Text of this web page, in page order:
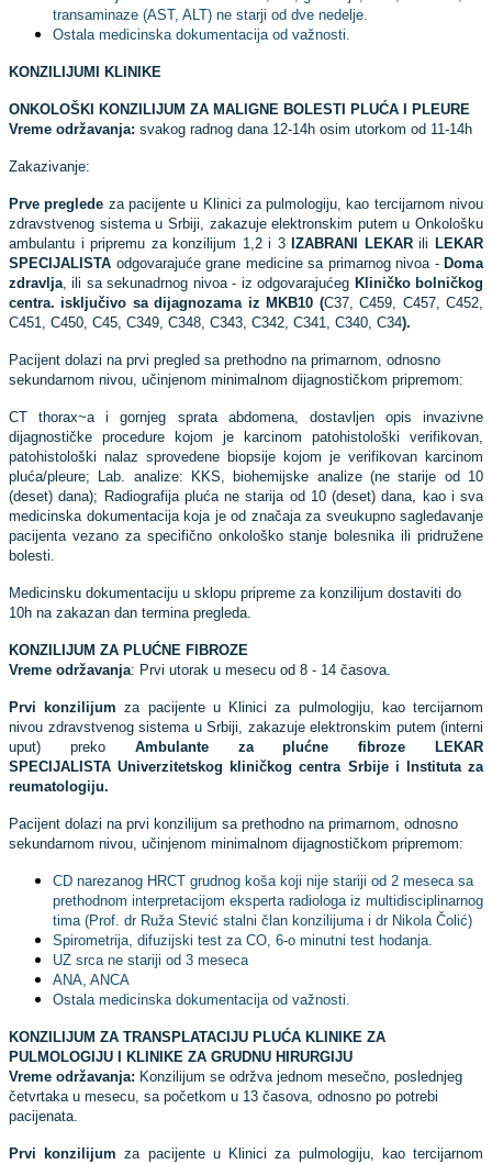
transaminaze (AST, ALT) ne starji od dve nedelje.
Ostala medicinska dokumentacija od važnosti.
KONZILIJUMI KLINIKE
ONKOLOŠKI KONZILIJUM ZA MALIGNE BOLESTI PLUĆA I PLEURE
Vreme održavanja: svakog radnog dana 12-14h osim utorkom od 11-14h
Zakazivanje:
Prve preglede za pacijente u Klinici za pulmologiju, kao tercijarnom nivou
zdravstvenog sistema u Srbiji, zakazuje elektronskim putem u Onkološku
ambulantu i pripremu za konzilijum 1,2 i 3 IZABRANI LEKARili LEKAR
SPECIJALISTA odgovarajuće grane medicine sa primarnog nivoa - Doma
zdravlja, ili sa sekunadrnog nivoa - iz odgovarajućeg Kliničko bolničkog
centra. isključivo sa dijagnozama iz MKB10 (C37, C459, C457, C452,
C451, C450, C45, C349, C348, C343, C342, C341, C340, C34).
Pacijent dolazi na prvi pregled sa prethodno na primarnom, odnosno
sekundarnom nivou, učinjenom minimalnom dijagnostičkom pripremom:
CT thorax~a i gornjeg sprata abdomena, dostavljen opis invazivne
dijagnostičke procedure kojom je karcinom patohistološki verifikovan,
patohistološki nalaz sprovedene biopsije kojom je verifikovan karcinom
pluća/pleure; Lab. analize: KKS, biohemijske analize (ne starije od 10
(deset) dana); Radiografija pluća ne starija od 10 (deset) dana, kao i sva
medicinska dokumentacija koja je od značaja za sveukupno sagledavanje
pacijenta vezano za specifično onkološko stanje bolesnika ili pridružene
bolesti.
Medicinsku dokumentaciju u sklopu pripreme za konzilijum dostaviti do
10h na zakazan dan termina pregleda.
KONZILIJUM ZA PLUĆNE FIBROZE
Vreme održavanja: Prvi utorak u mesecu od 8 - 14 časova.
Prvi konzilijum za pacijente u Klinici za pulmologiju, kao tercijarnom
nivou zdravstvenog sistema u Srbiji, zakazuje elektronskim putem (interni
uput) preko Ambulante za plućne fibroze LEKAR
SPECIJALISTA Univerzitetskog kliničkog centra Srbije i Instituta za
reumatologiju.
Pacijent dolazi na prvi konzilijum sa prethodno na primarnom, odnosno
sekundarnom nivou, učinjenom minimalnom dijagnostičkom pripremom:
CD narezanog HRCT grudnog koša koji nije stariji od 2 meseca sa
prethodnom interpretacijom eksperta radiologa iz multidisciplinarnog
tima (Prof. dr Ruža Stević stalni član konzilijuma i dr Nikola Čolić)
Spirometrija, difuzijski test za CO, 6-o minutni test hodanja.
UZ srca ne stariji od 3 meseca
ANA, ANCA
Ostala medicinska dokumentacija od važnosti.
KONZILIJUM ZA TRANSPLATACIJU PLUĆA KLINIKE ZA
PULMOLOGIJU I KLINIKE ZA GRUDNU HIRURGIJU
Vreme održavanja: Konzilijum se održva jednom mesečno, poslednjeg
četvrtaka u mesecu, sa početkom u 13 časova, odnosno po potrebi
pacijenata.
Prvi konzilijum za pacijente u Klinici za pulmologiju, kao tercijarnom